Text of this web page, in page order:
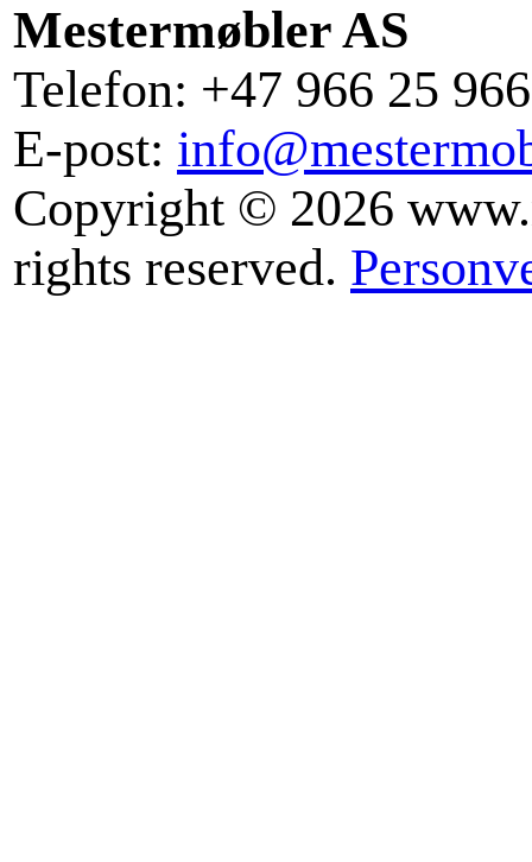
Mestermøbler AS
Telefon: +47 966 25
E-post:
Copyright © 2026
rights reserved.